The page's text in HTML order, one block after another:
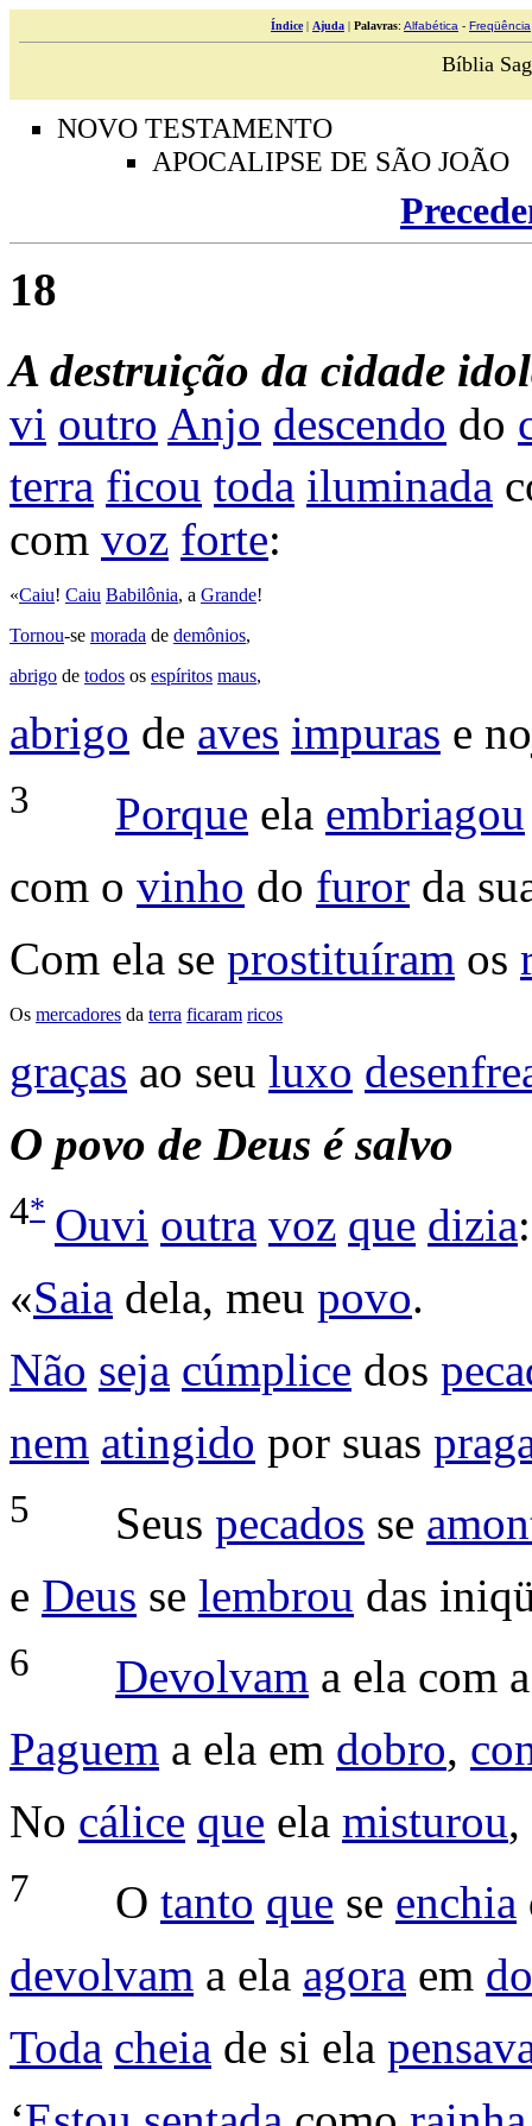
Índice| Ajuda | Palavras: Alfabética - Freqüência
Bíblia
NOVO TESTAMENTO
APOCALIPSE DE SÃO JOÃO
18
A destruição da cidade
vi outro Anjo descendo do
terra ficou toda iluminada
com voz forte:
«Caiu! Caiu Babilônia, a Grande!
Tornou-se morada de demônios,
abrigo de todos os espíritos maus,
abrigo de aves impuras e
3 Porque ela embriagou
com o vinho do furor da
Com ela se prostituíram os
Os mercadores da terra ficaram ricos
graças ao seu luxo
O povo de Deus é salvo
4* Ouvi outra voz que dizia:
«Saia dela, meu povo.
Não seja cúmplice dos
nem atingido por suas
5 Seus pecados se
e Deus se lembrou das
6 Devolvam a ela com
Paguem a ela em dobro,
No cálice que ela misturou,
7 O tanto que se enchia
devolvam a ela agora em
Toda cheia de si ela